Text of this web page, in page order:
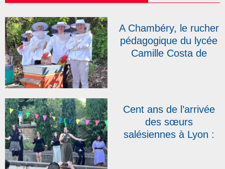
A Chambéry, le rucher
pédagogique du lycée
Camille Costa de
Cent ans de l’arrivée
des sœurs
salésiennes à Lyon :